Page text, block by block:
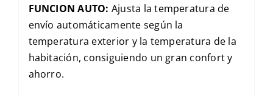
FUNCION AUTO: Ajusta la temperatura de
envío automáticamente según la
temperatura exterior y la temperatura de la
habitación, consiguiendo un gran confort y
ahorro.